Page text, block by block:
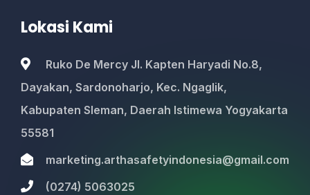
Lokasi Kami
Ruko De Mercy Jl. Kapten Haryadi No.8,
Dayakan, Sardonoharjo, Kec. Ngaglik,
Kabupaten Sleman, Daerah Istimewa Yogyakarta
55581
marketing.arthasafetyindonesia@gmail.com
(0274) 5063025